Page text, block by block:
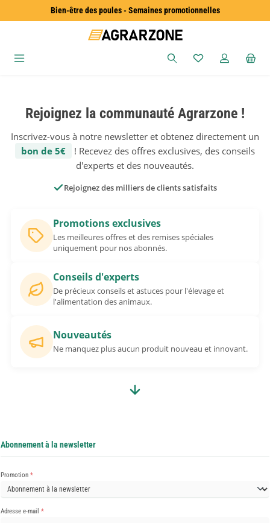
Passer au contenu principalBien-être des poules - Semaines promotionnelles
Vous avez 0
Rejoignez la communauté Agrarzone !
Inscrivez-vous à notre newsletter et obtenez directement un
bon de 5€
! Recevez des offres exclusives, des conseils
d'experts et des nouveautés.
Rejoignez des milliers de clients satisfaits
Promotions exclusives
Les meilleures offres et des remises spéciales
uniquement pour nos abonnés.
Conseils d'experts
De précieux conseils et astuces pour l'élevage et
l'alimentation des animaux.
Nouveautés
Ne manquez plus aucun produit nouveau et innovant.
Abonnement à la newsletter
Promotion *
Adresse e-mail *